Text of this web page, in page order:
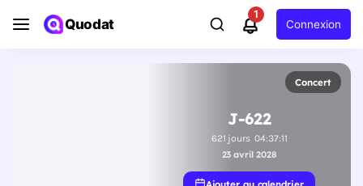
Quodat
1
Connexion
Concert
J-622
621jours 04:37:10
23 avril 2028